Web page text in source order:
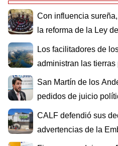
Con influencia
la reforma de la Ley
Los facilitadores de
administran las
San Martín de los
pedidos de juicio
CALF defendió sus
advertencias de la